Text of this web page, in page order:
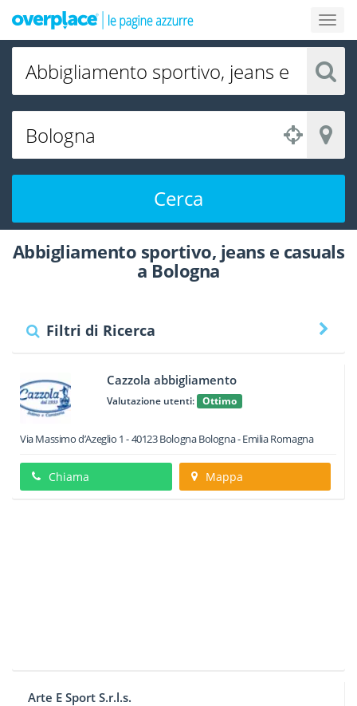
Cerca
Abbigliamento sportivo, jeans e casuals
a Bologna
Filtri di Ricerca
Cazzola abbigliamento
Valutazione utenti: Ottimo
Via Massimo d’Azeglio 1 -40123BolognaBologna -Emilia Romagna
Chiama Mappa
Arte E Sport S.r.l.s.